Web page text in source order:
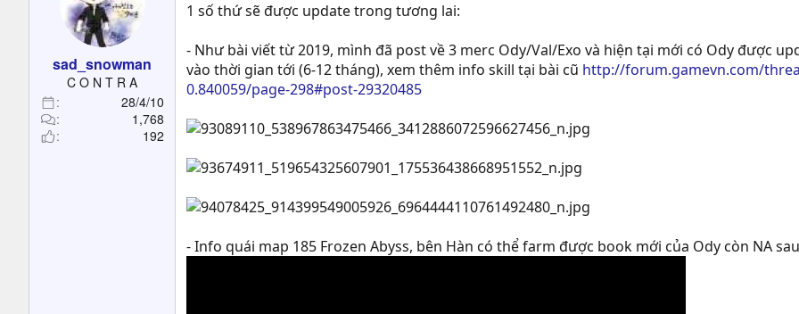
sad_snowman
C O N T R A
28/4/10
1,768
192
1 số thứ sẽ được update trong tương lai:
- Như bài viết từ 2019, mình đã post về 3 merc Ody/Val/Exo và hiện tại mới có Ody được
vào thời gian tới (6-12 tháng), xem thêm info skill tại bài cũ http://forum.gamevn.com/
0.840059/page-298#post-29320485
- Info quái map 185 Frozen Abyss, bên Hàn có thể farm được book mới của Ody còn NA